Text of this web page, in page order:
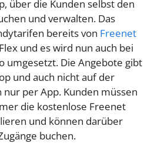
über die Kunden selbst den
und verwalten. Das
bereits von Freenet
und es wird nun auch bei
umgesetzt. Die Angebote gibt
und auch nicht auf der
per App. Kunden müssen
die kostenlose Freenet
und können darüber
buchen.